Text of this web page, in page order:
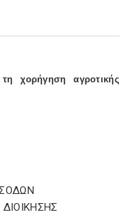
τη χορήγηση αγροτικής